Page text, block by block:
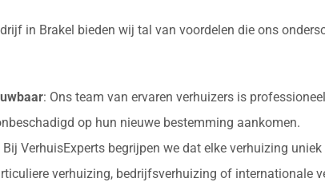
in Brakel bieden wij tal van voordelen die ons
: Ons team van ervaren verhuizers is
op hun nieuwe bestemming aankomen.
Bij VerhuisExperts begrijpen we dat elke verhuizing
verhuizing, bedrijfsverhuizing of internationale